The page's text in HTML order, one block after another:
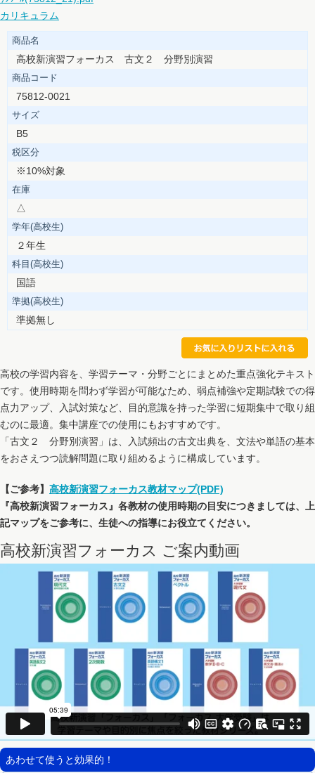
カリキュラム
商品名
高校新演習フォーカス 古文２ 分野別演習
商品コード
75812-0021
サイズ
B5
税区分
※10%対象
在庫
△
学年(高校生)
２年生
科目(高校生)
国語
準拠(高校生)
準拠無し
高校の学習内容を、学習テーマ・分野ごとにまとめた重点強化テキスト
です。使用時期を問わず学習が可能なため、弱点補強や定期試験での得
点力アップ、入試対策など、目的意識を持った学習に短期集中で取り組
むのに最適。集中講座での使用にもおすすめです。
「古文２ 分野別演習」は、入試頻出の古文出典を、文法や単語の基本
をおさえつつ読解問題に取り組めるように構成しています。
【ご参考】 高校新演習フォーカス教材マップ(PDF)
『高校新演習フォーカス』各教材の使用時期の目安につきましては、上
記マップをご参考に、生徒への指導にお役立てください。
高校新演習フォーカス ご案内動画
あわせて使うと効果的！